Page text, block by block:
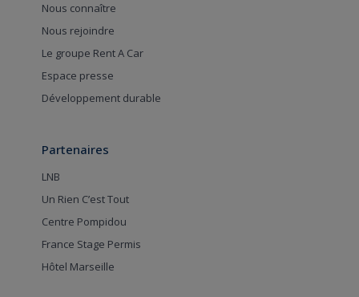
Nous connaître
Nous rejoindre
Le groupe Rent A Car
Espace presse
Développement durable
Partenaires
LNB
Un Rien C’est Tout
Centre Pompidou
France Stage Permis
Hôtel Marseille